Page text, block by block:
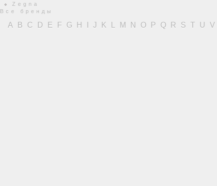
Zegna
Все бренды
A B C D E F G H J K M N O P Q R S T U V